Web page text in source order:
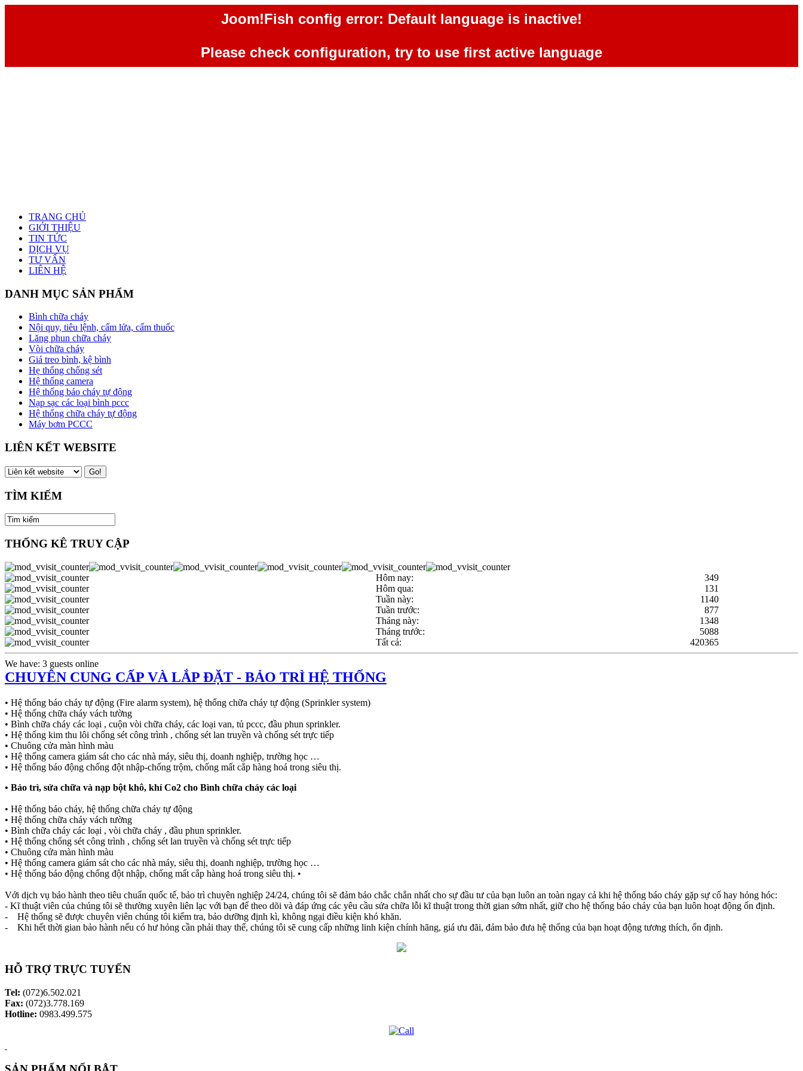
Joom!Fish config error: Default language is inactive!
Please check configuration, try to use first active language
TRANG CHỦ
GIỚI THIỆU
TIN TỨC
DỊCH VỤ
TƯ VẤN
LIÊN HỆ
DANH MỤC SẢN PHẨM
Bình chữa cháy
Nội quy, tiêu lệnh, cấm lửa, cấm thuốc
Lăng phun chữa cháy
Vòi chữa cháy
Giá treo bình, kệ bình
Hẹ thống chống sét
Hệ thống camera
Hệ thống báo cháy tự động
Nạp sạc các loại bình pccc
Hệ thống chữa cháy tự động
Máy bơm PCCC
LIÊN KẾT WEBSITE
TÌM KIẾM
THỐNG KÊ TRUY CẬP
Hôm nay:
349
Hôm qua:
131
Tuần này:
1140
Tuần trước:
877
Tháng này:
1348
Tháng trước:
5088
Tất cả:
420365
We have: 3 guests online
CHUYÊN CUNG CẤP VÀ LẮP ĐẶT - BẢO TRÌ HỆ THỐNG
• Hệ thống báo cháy tự động (Fire alarm system), hệ thống chữa cháy tự động (Sprinkler system)
• Hệ thống chữa cháy vách tường
• Bình chữa cháy các loại , cuộn vòi chữa cháy, các loại van, tủ pccc, đầu phun sprinkler.
• Hệ thống kim thu lôi chống sét công trình , chống sét lan truyền và chống sét trực tiếp
• Chuông cửa màn hình màu
• Hệ thống camera giám sát cho các nhà máy, siêu thị, doanh nghiệp, trường học …
• Hệ thống báo động chống đột nhập-chống trộm, chống mất cắp hàng hoá trong siêu thị.
• Bảo trì, sửa chữa và nạp bột khô, khí Co2 cho Bình chữa cháy các loại
• Hệ thống báo cháy, hệ thống chữa cháy tự động
• Hệ thống chữa cháy vách tường
• Bình chữa cháy các loại , vòi chữa cháy , đầu phun sprinkler.
• Hệ thống chống sét công trình , chống sét lan truyền và chống sét trực tiếp
• Chuông cửa màn hình màu
• Hệ thống camera giám sát cho các nhà máy, siêu thị, doanh nghiệp, trường học …
• Hệ thống báo động chống đột nhập, chống mất cắp hàng hoá trong siêu thị. •
Với dịch vụ bảo hành theo tiêu chuẩn quốc tế, bảo trì chuyên nghiệp 24/24, chúng tôi sẽ đảm bảo chắc chắn nhất cho sự đầu tư của bạn luôn an toàn ngay cả khi hệ thống báo cháy gặp sự cố hay hỏng hóc:
- Kĩ thuật viên của chúng tôi sẽ thường xuyên liên lạc với bạn để theo dõi và đáp ứng các yêu cầu sửa chữa lỗi kĩ thuật trong thời gian sớm nhất, giữ cho hệ thống báo cháy của bạn luôn hoạt động ổn định.
- Hệ thống sẽ được chuyên viên chúng tôi kiểm tra, bảo dưỡng định kì, không ngại điều kiện khó khăn.
- Khi hết thời gian bảo hành nếu có hư hỏng cần phải thay thế, chúng tôi sẽ cung cấp những linh kiện chính hãng, giá ưu đãi, đảm bảo đưa hệ thống của bạn hoạt động tương thích, ổn định.
HỖ TRỢ TRỰC TUYẾN
Tel: (072)6.502.021
Fax: (072)3.778.169
Hotline: 0983.499.575